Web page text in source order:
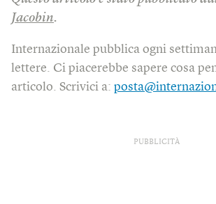
Jacobin.
Internazionale pubblica ogni
lettere. Ci piacerebbe sapere cosa
articolo. Scrivici a:
PUBBLICITÀ